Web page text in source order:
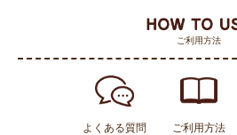
ご利用方法
よくある質問 ご利用方法